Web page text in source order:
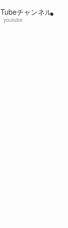
チャンネル
youtube